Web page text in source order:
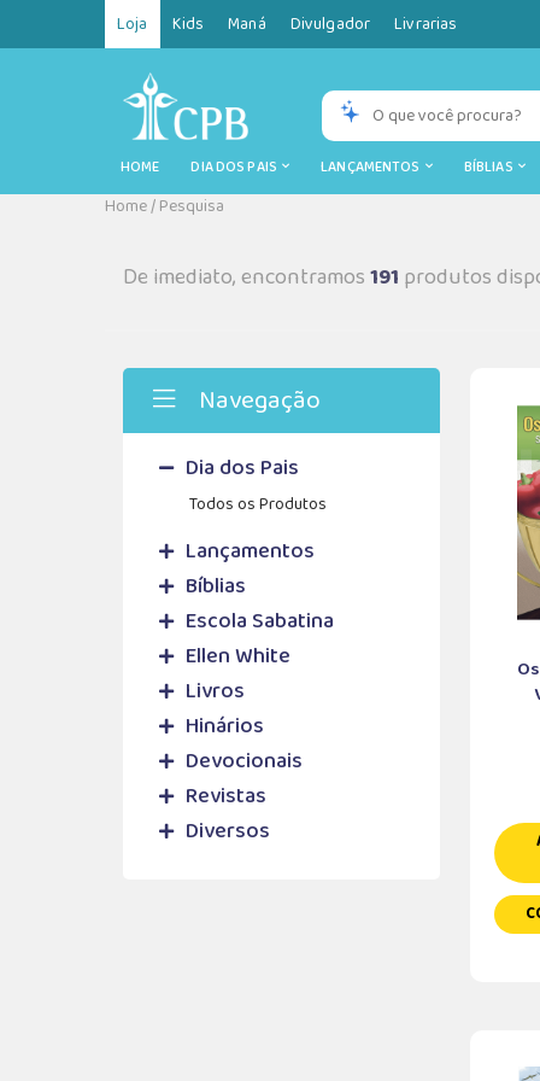
Loja Kids Maná Divulgador Livrarias
HOME DIA DOS PAIS LANÇAMENTOS BÍBLIAS
Home/Pesquisa
De imediato, encontramos191 produtos
Navegação
Dia dos Pais
Todos os Produtos
Lançamentos
Bíblias
Escola Sabatina
Ellen White
Livros
Hinários
Devocionais
Revistas
Diversos